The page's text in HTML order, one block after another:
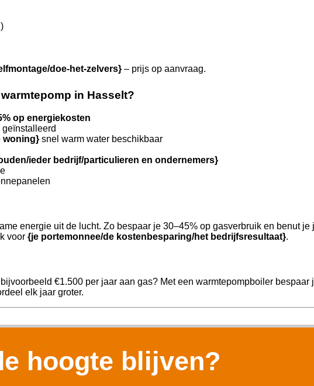
doe-het-zelvers} – prijs op aanvraag.
in Hasselt?
op energiekosten
geïnstalleerd
woning} snel warm water beschikbaar
ieder bedrijf/particulieren en ondernemers}
energie uit de lucht. Zo bespaar je 30–45% op gasverbruik en benut
voor {je portemonnee/de kostenbesparing/het bedrijfsresultaat}.
€1.500 per jaar aan gas? Met een warmtepompboiler bespaar
elk jaar groter.
hoogte blijven?